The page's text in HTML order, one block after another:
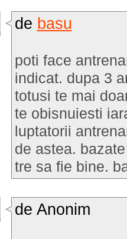
de basu
poti face
indicat. dupa 3
totusi te mai
te obisnuiesti
luptatorii
de astea.
tre sa fie bine.
de Anonim